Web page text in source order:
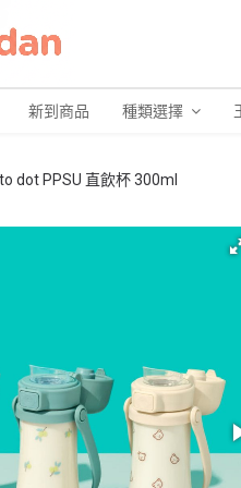
新到商品 種類選擇
dot PPSU 直飲杯 300ml